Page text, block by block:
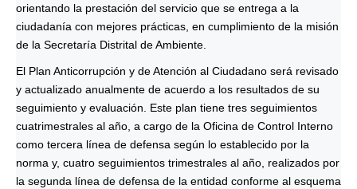
orientando la prestación del servicio que se entrega a la
ciudadanía con mejores prácticas, en cumplimiento de la misión
de la Secretaría Distrital de Ambiente.
El Plan Anticorrupción y de Atención al Ciudadano será revisado
y actualizado anualmente de acuerdo a los resultados de su
seguimiento y evaluación. Este plan tiene tres seguimientos
cuatrimestrales al año, a cargo de la Oficina de Control Interno
como tercera línea de defensa según lo establecido por la
norma y, cuatro seguimientos trimestrales al año, realizados por
la segunda línea de defensa de la entidad conforme al esquema